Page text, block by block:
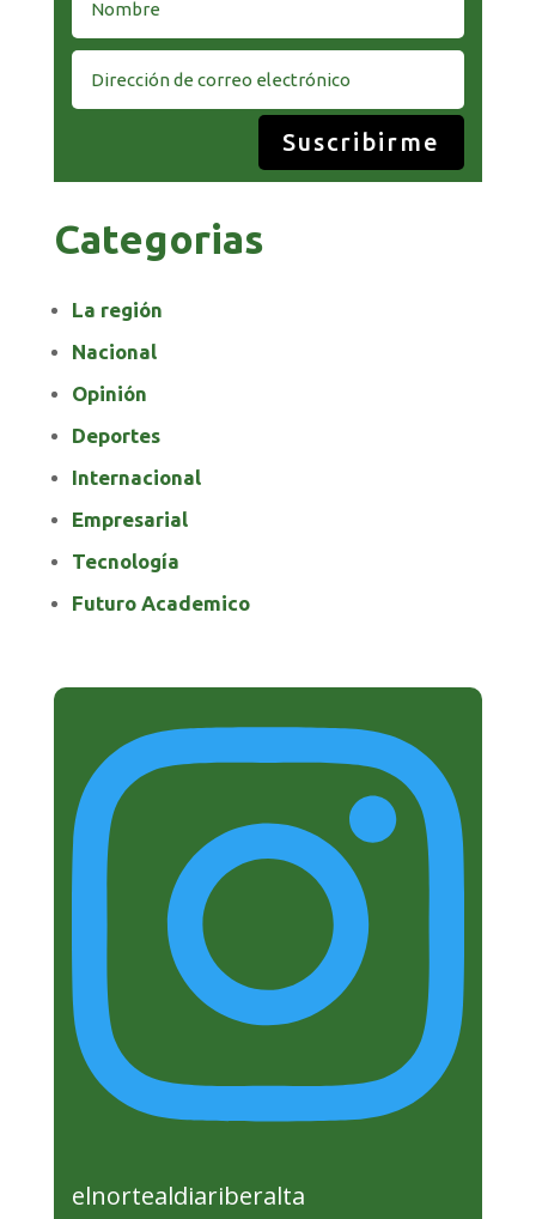
Suscribirme
Categorias
La región
Nacional
Opinión
Deportes
Internacional
Empresarial
Tecnología
Futuro Academico
elnortealdiariberalta